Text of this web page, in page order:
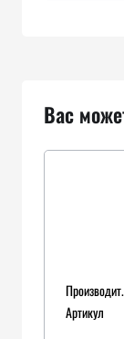
Вас
Производит.
Артикул